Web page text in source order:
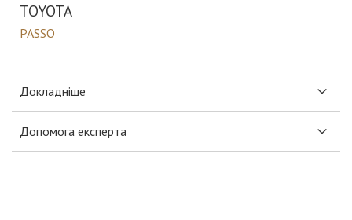
TOYOTA
PASSO
Докладніше
Допомога експерта